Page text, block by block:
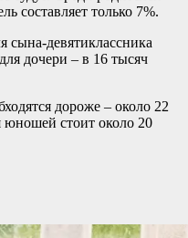
составляет только 7%.
сына-девятиклассника
дочери – в 16 тысяч
дороже – около 22
юношей стоит около 20